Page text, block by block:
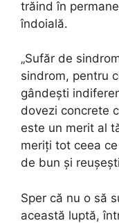
trăind în
îndoială.
„Sufăr de
sindrom, pentru
gândești
dovezi concrete
este un merit al
meriți tot ceea
de bun și
Sper că nu o să
această luptă,